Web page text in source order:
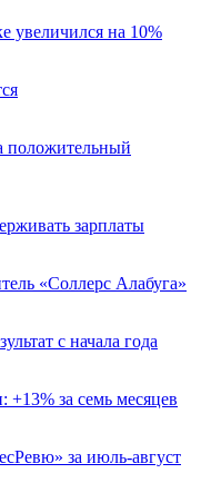
увеличился на 10%
положительный
зарплаты
«Соллерс Алабуга»
с начала года
за семь месяцев
за июль-август